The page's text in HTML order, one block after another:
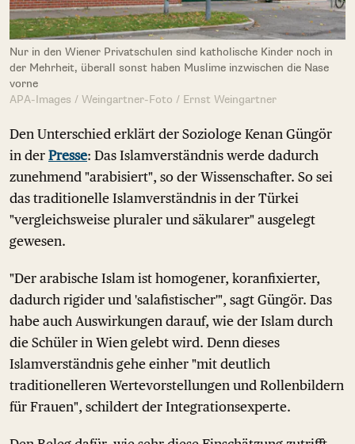
Nur in den Wiener Privatschulen sind katholische Kinder noch in
der Mehrheit, überall sonst haben Muslime inzwischen die Nase
vorne
APA-Images / Weingartner-Foto / Ernst Weingartner
Den Unterschied erklärt der Soziologe Kenan Güngör
in der Presse: Das Islamverständnis werde dadurch
zunehmend "arabisiert", so der Wissenschafter. So sei
das traditionelle Islamverständnis in der Türkei
"vergleichsweise pluraler und säkularer" ausgelegt
gewesen.
"Der arabische Islam ist homogener, koranfixierter,
dadurch rigider und 'salafistischer'", sagt Güngör. Das
habe auch Auswirkungen darauf, wie der Islam durch
die Schüler in Wien gelebt wird. Denn dieses
Islamverständnis gehe einher "mit deutlich
traditionelleren Wertevorstellungen und Rollenbildern
für Frauen", schildert der Integrationsexperte.